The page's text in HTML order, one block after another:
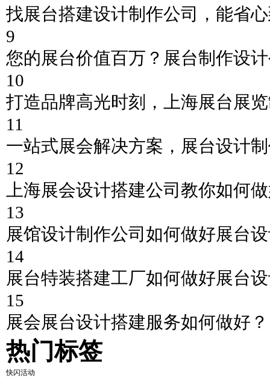
找展台搭建设计制作公司，能省
9
您的展台价值百万？展台制作设
10
打造品牌高光时刻，上海展台展
11
一站式展会解决方案，展台设计
12
上海展会设计搭建公司教你如何
13
展馆设计制作公司如何做好展台
14
展台特装搭建工厂如何做好展台
15
展会展台设计搭建服务如何做好？
热门标签
快闪活动